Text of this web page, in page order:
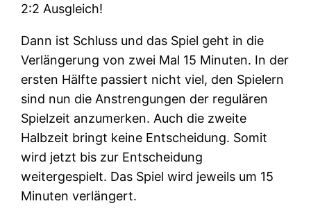
2:2 Ausgleich!
Dann ist Schluss und das Spiel geht in die
Verlängerung von zwei Mal 15 Minuten. In der
ersten Hälfte passiert nicht viel, den Spielern
sind nun die Anstrengungen der regulären
Spielzeit anzumerken. Auch die zweite
Halbzeit bringt keine Entscheidung. Somit
wird jetzt bis zur Entscheidung
weitergespielt. Das Spiel wird jeweils um 15
Minuten verlängert.